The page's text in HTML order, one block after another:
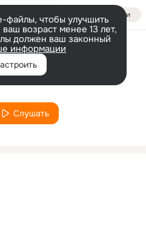
Войти
файлы, чтобы улучшить
возраст менее 13 лет,
должен ваш законный
информации
Life
Слушать